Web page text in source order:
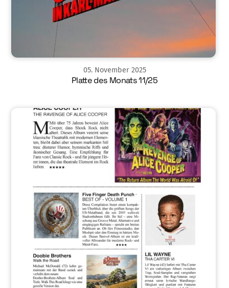
05. November 2025
Platte des Monats 11/25